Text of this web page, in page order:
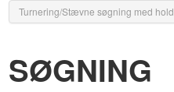
Turnering/Stævne søgning med hold
SØGNING